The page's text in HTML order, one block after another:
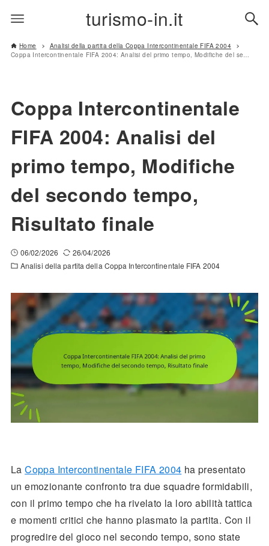
turismo-in.it
Home
Analisi della partita della Coppa Intercontinentale FIFA 2004
Coppa Intercontinentale FIFA 2004: Analisi del primo tempo, Modifiche del secondo tempo, Risultato finale
Coppa Intercontinentale
FIFA 2004: Analisi del
primo tempo, Modifiche
del secondo tempo,
Risultato finale
06/02/2026
26/04/2026
Analisi della partita della Coppa Intercontinentale FIFA 2004
LaCoppa Intercontinentale FIFA 2004 ha presentato
un emozionante confronto tra due squadre formidabili,
con il primo tempo che ha rivelato la loro abilità tattica
e momenti critici che hanno plasmato la partita. Con il
progredire del gioco nel secondo tempo, sono state